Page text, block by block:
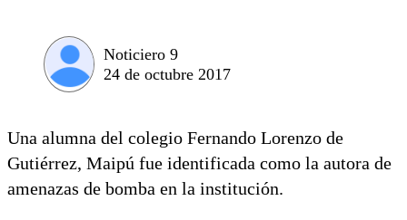
Noticiero 9
24 de octubre 2017
Una alumna del colegio Fernando Lorenzo de
Gutiérrez, Maipú fue identificada como la autora de
amenazas de bomba en la institución.